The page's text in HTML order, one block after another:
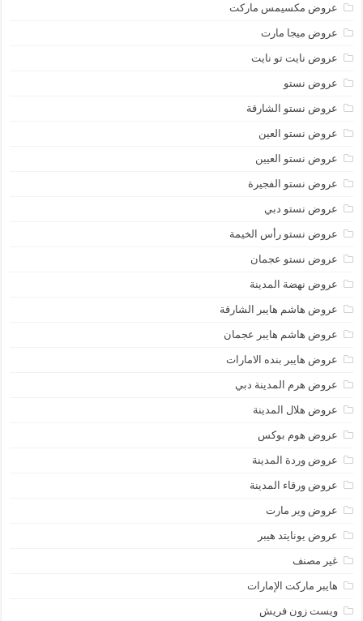
عروض مكسيمس ماركت
عروض ميجا مارت
عروض نايت تو نايت
عروض نستو
عروض نستو الشارقة
عروض نستو العين
عروض نستو العيين
عروض نستو الفجيرة
عروض نستو دبي
عروض نستو رأس الخيمة
عروض نستو عجمان
عروض نهضة المدينة
عروض هاشم هايبر الشارقة
عروض هاشم هايبر عجمان
عروض هايبر بنده الامارات
عروض هرم المدينة دبي
عروض هلال المدينة
عروض هوم بوكس
عروض وردة المدينة
عروض ورقاء المدينة
عروض وير مارت
عروض يونايتد هيبر
غير مصنف
هايبر ماركت الإمارات
ويست زون فريش